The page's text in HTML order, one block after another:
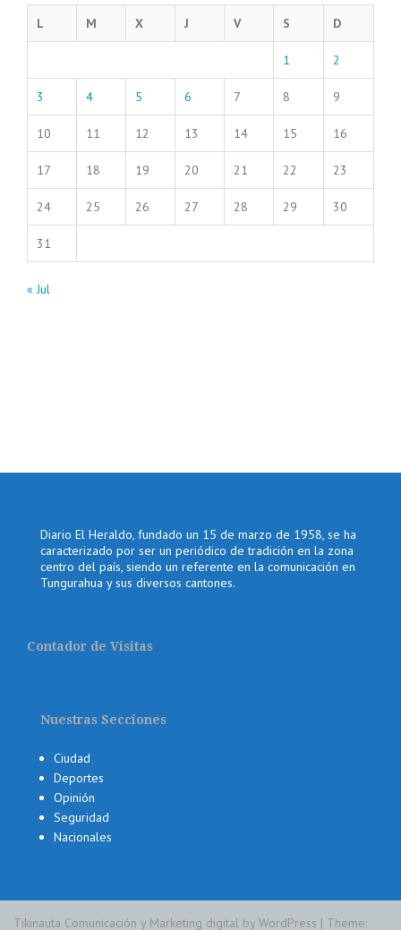
L M X J V S D
1 2
3 4 5 6 7 8 9
10 11 12 13 14 15 16
17 18 19 20 21 22 23
24 25 26 27 28 29 30
31
« Jul
Diario El Heraldo, fundado un 15 de marzo de 1958, se ha
caracterizado por ser un periódico de tradición en la zona
centro del país, siendo un referente en la comunicación en
Tungurahua y sus diversos cantones.
Contador de Visitas
Nuestras Secciones
Ciudad
Deportes
Opinión
Seguridad
Nacionales
Tikinauta Comunicación y Marketing digital by WordPress | Theme: